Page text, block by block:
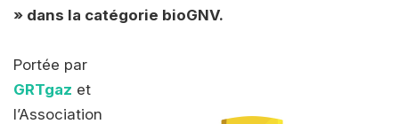
» dans la catégorie bioGNV.
Portée par
GRTgaz et
l’Association